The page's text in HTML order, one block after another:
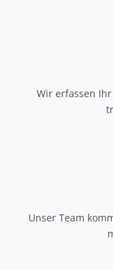
Wir erfassen
Unser Team